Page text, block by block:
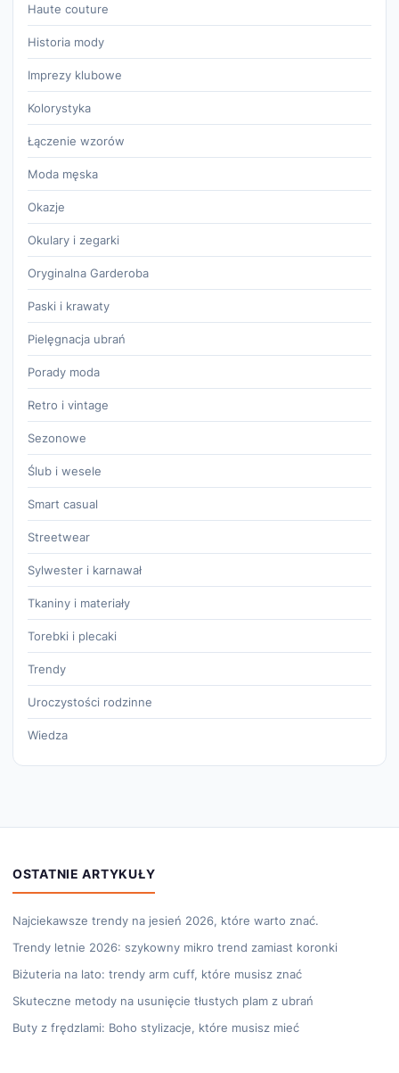
Haute couture
Historia mody
Imprezy klubowe
Kolorystyka
Łączenie wzorów
Moda męska
Okazje
Okulary i zegarki
Oryginalna Garderoba
Paski i krawaty
Pielęgnacja ubrań
Porady moda
Retro i vintage
Sezonowe
Ślub i wesele
Smart casual
Streetwear
Sylwester i karnawał
Tkaniny i materiały
Torebki i plecaki
Trendy
Uroczystości rodzinne
Wiedza
OSTATNIE ARTYKUŁY
Najciekawsze trendy na jesień 2026, które warto znać.
Trendy letnie 2026: szykowny mikro trend zamiast koronki
Biżuteria na lato: trendy arm cuff, które musisz znać
Skuteczne metody na usunięcie tłustych plam z ubrań
Buty z frędzlami: Boho stylizacje, które musisz mieć